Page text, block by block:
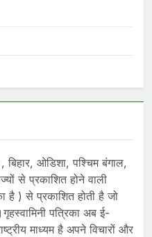
बिहार, ओडिशा, पश्चिम बंगाल,
से प्रकाशित होने वाली
है ) से प्रकाशित होती है जो
पत्रिका अब ई-
माध्यम है अपने विचारों और